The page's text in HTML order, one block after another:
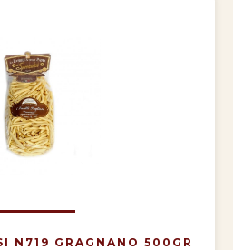
N719 GRAGNANO 500GR